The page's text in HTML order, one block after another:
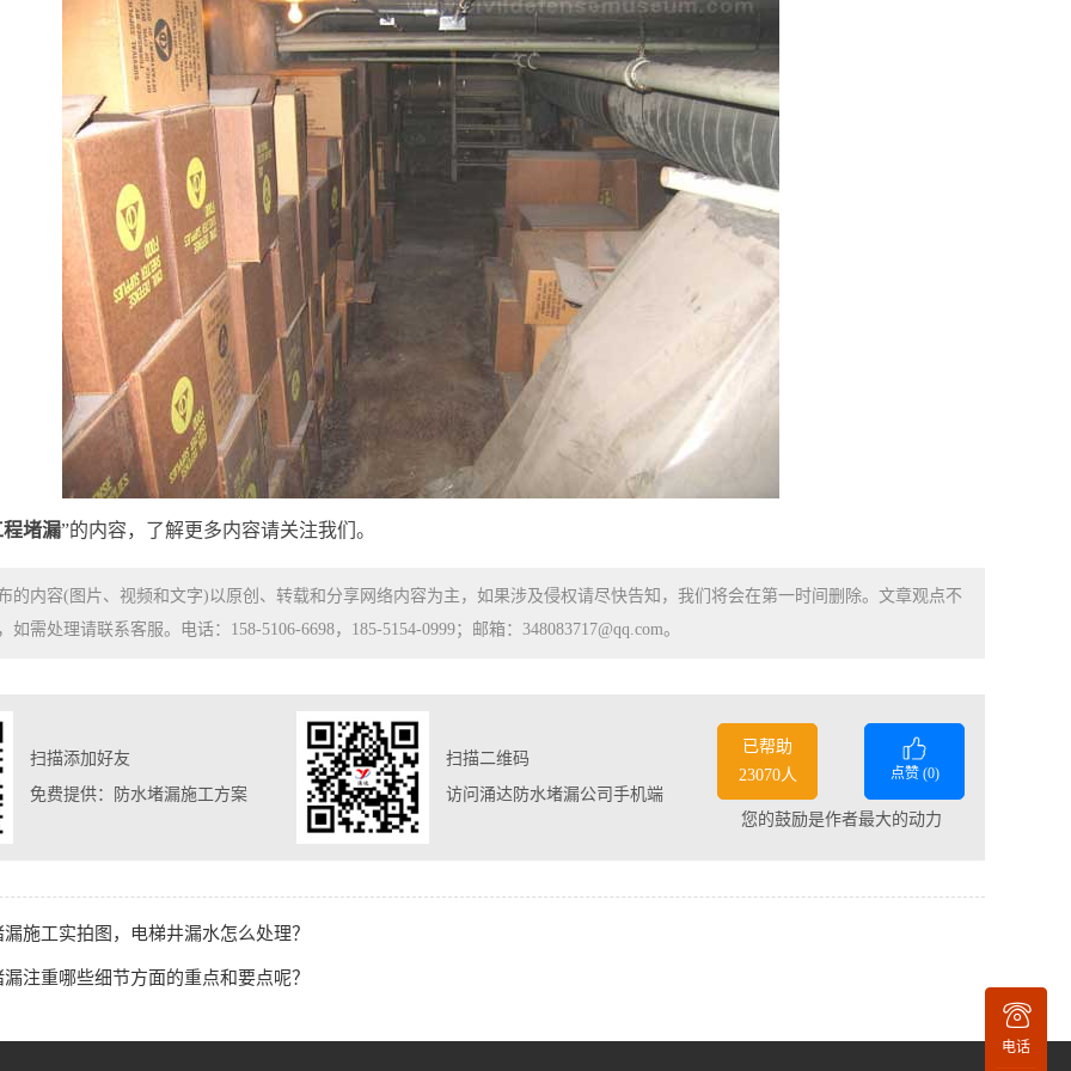
程堵漏”的内容，了解更多内容请关注我们。
的内容(图片、视频和文字)以原创、转载和分享网络内容为主，如果涉及侵权请尽快告知，我们将会在第一时间删除。文章观点不
如需处理请联系客服。电话：158-5106-6698，185-5154-0999；邮箱：348083717@qq.com。
扫描添加好友
免费提供：防水堵漏施工方案
扫描二维码
访问涌达防水堵漏公司手机端
已帮助
23070人
点赞 (0)
您的鼓励是作者最大的动力
施工实拍图，电梯井漏水怎么处理？
注重哪些细节方面的重点和要点呢？
电话